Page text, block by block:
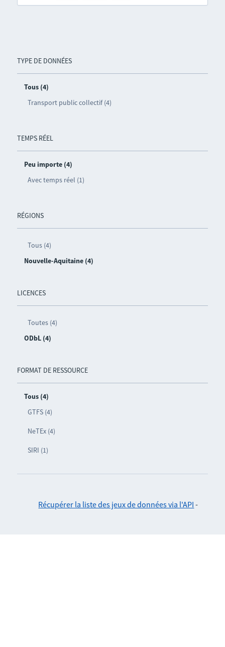
TYPE DE DONNÉES
Tous (4)
Transport public collectif (4)
TEMPS RÉEL
Peu importe (4)
Avec temps réel (1)
RÉGIONS
Tous (4)
Nouvelle-Aquitaine (4)
LICENCES
Toutes (4)
ODbL (4)
FORMAT DE RESSOURCE
Tous (4)
GTFS (4)
NeTEx (4)
SIRI (1)
Récupérer la liste des jeux de données via l'API -